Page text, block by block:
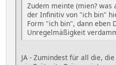
Zudem meinte (mien?
der Infinitiv von "ich bin"
Form "ich bin", dann eben
Unregelmäßigkeit
JA - Zumindest für all die, die